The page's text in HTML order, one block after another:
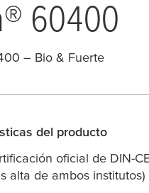
® 60400
– Bio & Fuerte
del producto
oficial de DIN-
alta de ambos institutos)